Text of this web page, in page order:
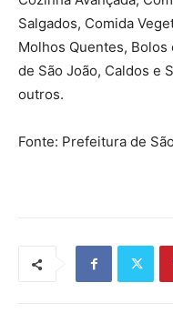
Salgados, Comida
Molhos Quentes,
de São João, Caldos e
outros.
Fonte: Prefeitura de